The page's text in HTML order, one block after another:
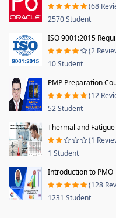
(68
2570 Student
ISO 9001:2015
(2
10 Student
PMP Preparation
(12
52 Student
Thermal and
(1
1 Student
Introduction to PMO
(128
1231 Student